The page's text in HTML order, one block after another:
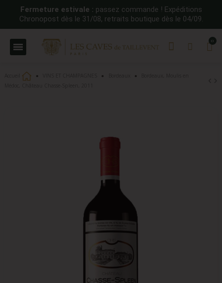
Fermeture estivale : passez commande ! Expéditions
Chronopost dès le 31/08, retraits boutique dès le 04/09.